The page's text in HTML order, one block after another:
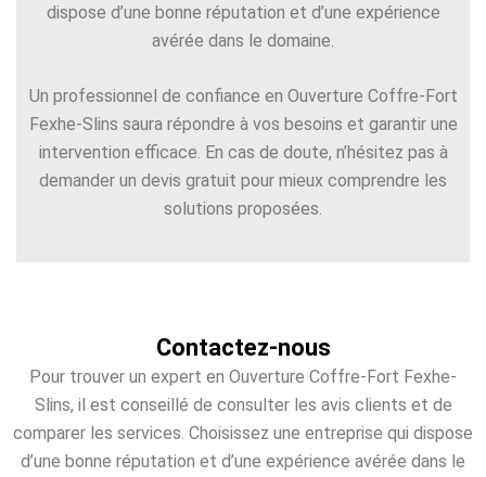
dispose d’une bonne réputation et d’une expérience
avérée dans le domaine.
Un professionnel de confiance en Ouverture Coffre-Fort
Fexhe-Slins saura répondre à vos besoins et garantir une
intervention efficace. En cas de doute, n’hésitez pas à
demander un devis gratuit pour mieux comprendre les
solutions proposées.
Contactez-nous
Pour trouver un expert en Ouverture Coffre-Fort Fexhe-
Slins, il est conseillé de consulter les avis clients et de
comparer les services. Choisissez une entreprise qui dispose
d’une bonne réputation et d’une expérience avérée dans le